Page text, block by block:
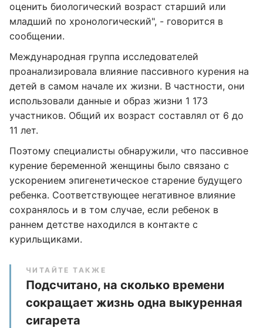
оценить биологический возраст старший или
младший по хронологический", - говорится в
сообщении.
Международная группа исследователей
проанализировала влияние пассивного курения на
детей в самом начале их жизни. В частности, они
использовали данные и образ жизни 1 173
участников. Общий их возраст составлял от 6 до
11 лет.
Поэтому специалисты обнаружили, что пассивное
курение беременной женщины было связано с
ускорением эпигенетическое старение будущего
ребенка. Соответствующее негативное влияние
сохранялось и в том случае, если ребенок в
раннем детстве находился в контакте с
курильщиками.
ЧИТАЙТЕ ТАКЖЕ
Подсчитано, на сколько времени
сокращает жизнь одна выкуренная
сигарета